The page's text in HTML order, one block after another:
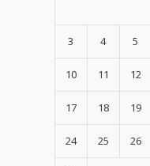
3 4 5
10 11 12
17 18 19
24 25 26